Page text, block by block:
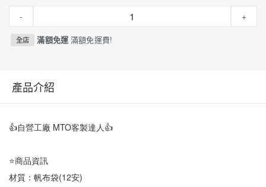
- +
全店 滿額免運滿額免運費!
產品介紹
👍自營工廠 MTO客製達人👍
⭐商品資訊
材質：帆布袋(12安)